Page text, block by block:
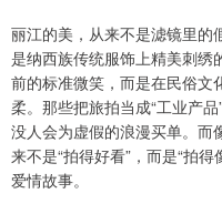
丽江的美，从来不是滤镜里的
是纳西族传统服饰上精美刺绣
前的标准微笑，而是在民俗文
柔。那些把旅拍当成“工业产
没人会为虚假的浪漫买单。而
来不是“拍得好看”，而是“拍
爱情故事。